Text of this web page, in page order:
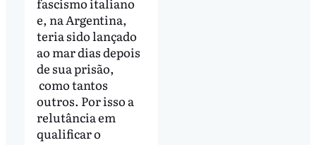
e, na Argentina,
teria sido lançado
ao mar dias depois
de sua prisão,
como tantos
outros. Por isso a
relutância em
qualificar o